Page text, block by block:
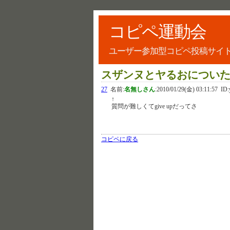
コピペ運動会
ユーザー参加型コピペ投稿サイト
スザンヌとヤるおについ
27 名前:名無しさん:2010/01/29(金) 03:11:57
↑
質問が難しくてgive upだってさ
コピペに戻る